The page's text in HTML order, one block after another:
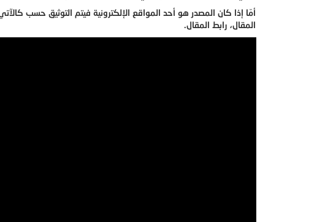
أمّا إذا كان المصدر هو أحد المواقع الإلكترونية فيتم التوثيق حسب
المقال، رابط المقال.